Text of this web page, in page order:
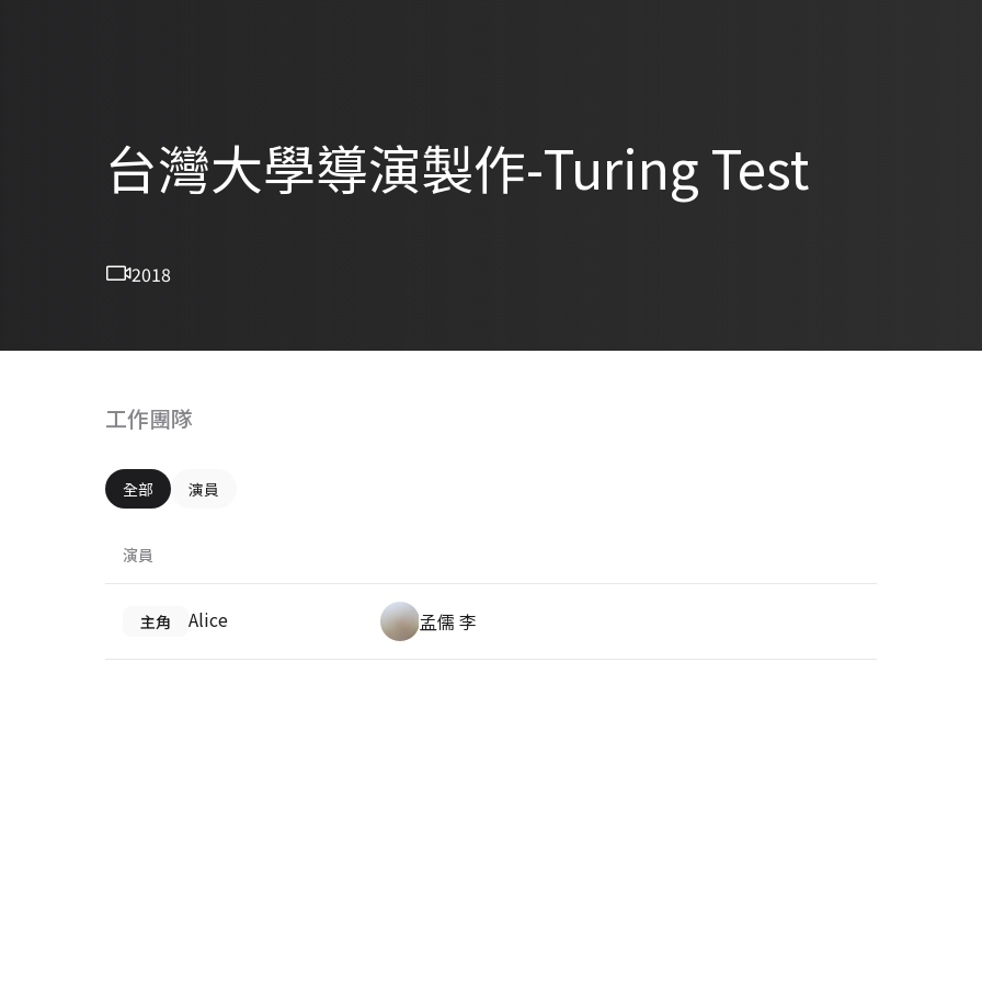
台灣大學導演製作-Turing Test
2018
工作團隊
全部 演員
演員
主角 Alice 孟儒 李